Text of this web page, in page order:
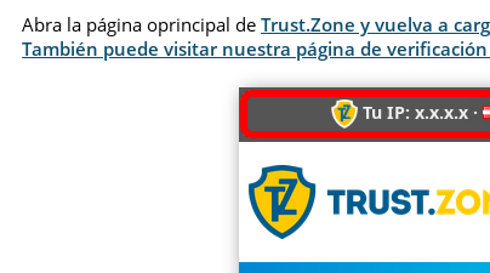
Abra la página oprincipal deTrust.Zone y vuelva a
También puede visitar nuestra página de verificación
Tu IP: x.x.x.x ·